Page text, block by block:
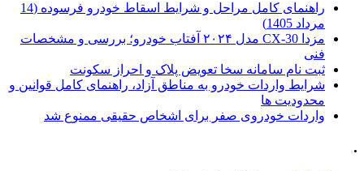
راهنمای کامل مراحل و شرایط اسقاط خودرو فرسوده (14
مرداد 1405)
مزدا CX-30 مدل ۲۰۲۴ آفتاب خودرو؛ بررسی و مشخصات
فنی
ثبت نام سامانه سخا تعویض پلاک و احراز سکونت
شرایط واردات خودرو به مناطق آزاد، راهنمای کامل قوانین و
محدودیت ها
واردات خودروی صفر برای اشخاص حقیقی ممنوع شد
.